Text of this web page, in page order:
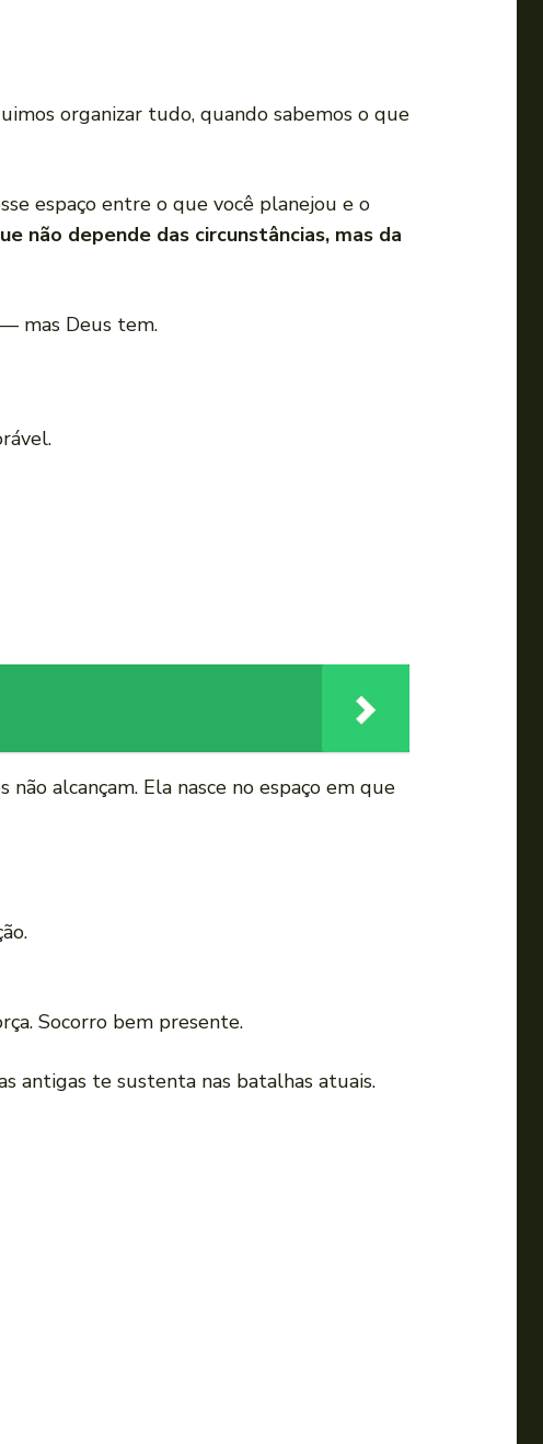
organizar tudo, quando sabemos o que
espaço entre o que você planejou e o
não depende das circunstâncias, mas da
mas Deus tem.
não alcançam. Ela nasce no espaço em que
Socorro bem presente.
antigas te sustenta nas batalhas atuais.